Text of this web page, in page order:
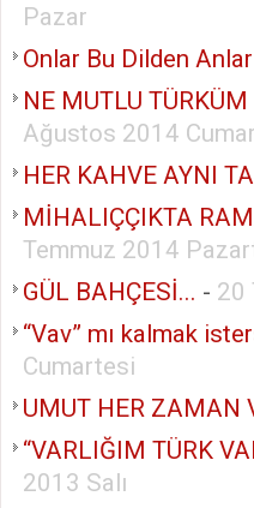
Pazar
Onlar Bu Dilden Anlar
NE MUTLU
Ağustos 2014
HER KAHVE AYNI
MİHALIÇÇIKTA
Temmuz 2014
GÜL BAHÇESİ... - 20
“Vav” mı kalmak
Cumartesi
UMUT HER ZAMAN
“VARLIĞIM TÜRK
2013 Salı